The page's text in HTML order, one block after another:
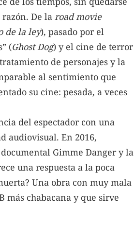
De la road movie
de la ley), pasado por el
(Ghost Dog) y el cine de terror
de personajes y la
al sentimiento que
su cine: pesada, a veces
del espectador con una
audiovisual. En 2016,
Gimme Danger y la
una respuesta a la poca
Una obra con muy mala
más chabacana y que sirve